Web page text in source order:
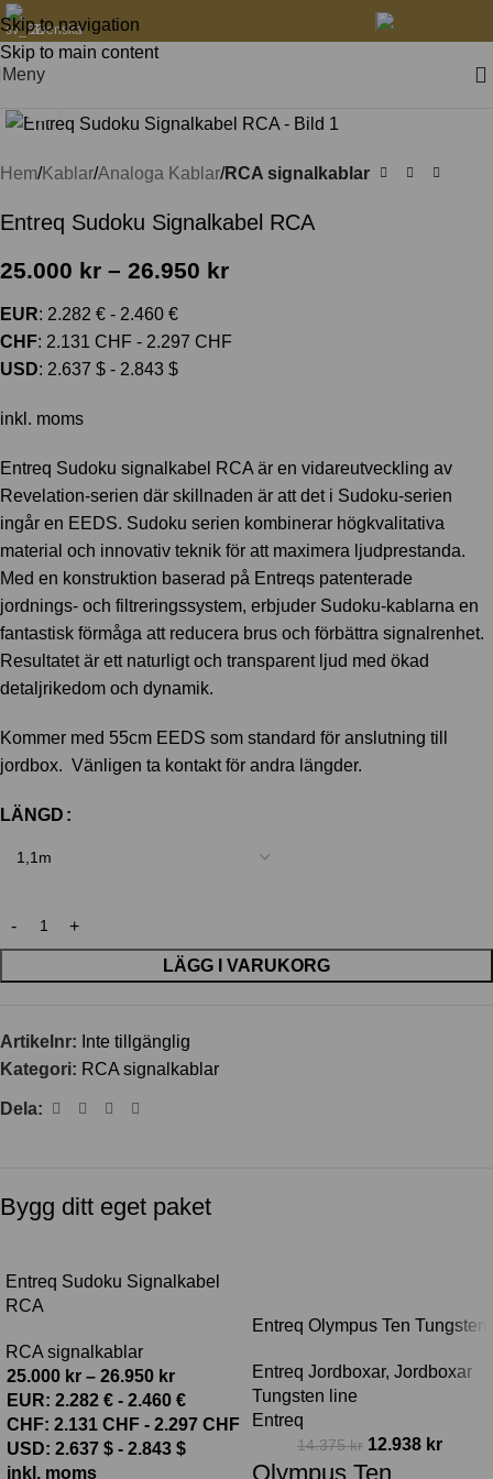
Skip to navigation
Skip to main content
Svenska
Meny
Hem Kablar Analoga Kablar RCA signalkablar
Entreq Sudoku Signalkabel RCA
25.000 kr – 26.950 kr
EUR: 2.282 € - 2.460 €
CHF: 2.131 CHF - 2.297 CHF
USD: 2.637 $ - 2.843 $
inkl. moms
Entreq Sudoku signalkabel RCA är en vidareutveckling av
Revelation-serien där skillnaden är att det i Sudoku-serien
ingår en EEDS. Sudoku serien kombinerar högkvalitativa
material och innovativ teknik för att maximera ljudprestanda.
Med en konstruktion baserad på Entreqs patenterade
jordnings- och filtreringssystem, erbjuder Sudoku-kablarna en
fantastisk förmåga att reducera brus och förbättra signalrenhet.
Resultatet är ett naturligt och transparent ljud med ökad
detaljrikedom och dynamik.
Kommer med 55cm EEDS som standard för anslutning till
jordbox. Vänligen ta kontakt för andra längder.
LÄNGD
LÄGG I VARUKORG
Artikelnr: Inte tillgänglig
Kategori: RCA signalkablar
Dela:
Bygg ditt eget paket
Entreq Sudoku Signalkabel
RCA
RCA signalkablar
25.000 kr – 26.950 kr
EUR: 2.282 € - 2.460 €
CHF: 2.131 CHF - 2.297 CHF
USD: 2.637 $ - 2.843 $
inkl. moms
Entreq Olympus Ten Tungsten
Entreq Jordboxar, Jordboxar
Tungsten line
Entreq
14.375kr 12.938 kr
Olympus Ten